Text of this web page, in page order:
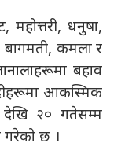
महोत्तरी, धनुषा,
बागमती, कमला र
बहाव
आकस्मिक
२० गतेसम्म
छ ।